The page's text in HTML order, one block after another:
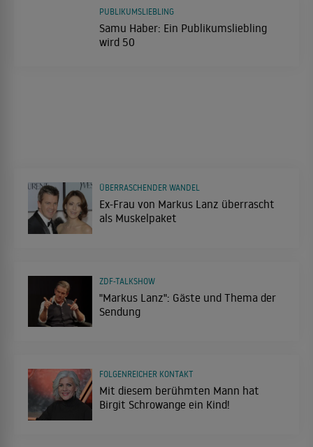
Samu Haber: Ein Publikumsliebling
wird 50
PUBLIKUMSLIEBLING
Ex-Frau von Markus Lanz überrascht
als Muskelpaket
ÜBERRASCHENDER WANDEL
"Markus Lanz": Gäste und Thema der
Sendung
ZDF-TALKSHOW
Mit diesem berühmten Mann hat
Birgit Schrowange ein Kind!
FOLGENREICHER KONTAKT